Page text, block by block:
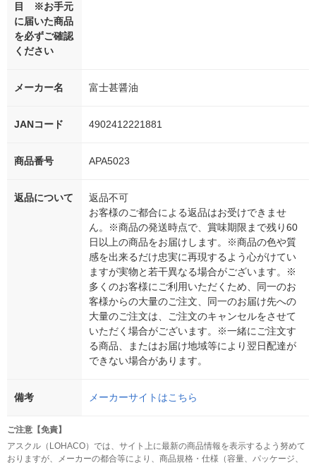
目 ※お手元
に届いた商品
を必ずご確認
ください
メーカー名 富士甚醤油
JANコード 4902412221881
商品番号 APA5023
返品について
返品不可
お客様のご都合による返品はお受けできませ
ん。※商品の発送時点で、賞味期限まで残り60
日以上の商品をお届けします。※商品の色や質
感を出来るだけ忠実に再現するよう心がけてい
ますが実物と若干異なる場合がございます。※
多くのお客様にご利用いただくため、同一のお
客様からの大量のご注文、同一のお届け先への
大量のご注文は、ご注文のキャンセルをさせて
いただく場合がございます。※一緒にご注文す
る商品、またはお届け地域等により翌日配達が
できない場合があります。
備考 メーカーサイトはこちら
ご注意【免責】
アスクル（LOHACO）では、サイト上に最新の商品情報を表示するよう努めて
おりますが、メーカーの都合等により、商品規格・仕様（容量、パッケージ、